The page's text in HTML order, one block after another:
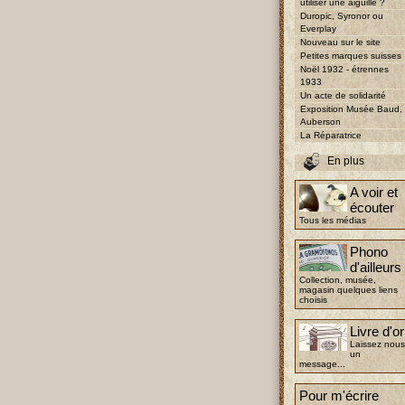
utiliser une aiguille ?
Duropic, Syronor ou
Everplay
Nouveau sur le site
Petites marques suisses
Noël 1932 - étrennes
1933
Un acte de solidarité
Exposition Musée Baud,
Auberson
La Réparatrice
En plus
A voir et
écouter
Tous les médias
Phono
d'ailleurs
Collection, musée,
magasin quelques liens
choisis
Livre d'or
Laissez nous
un
message...
Pour m'écrire